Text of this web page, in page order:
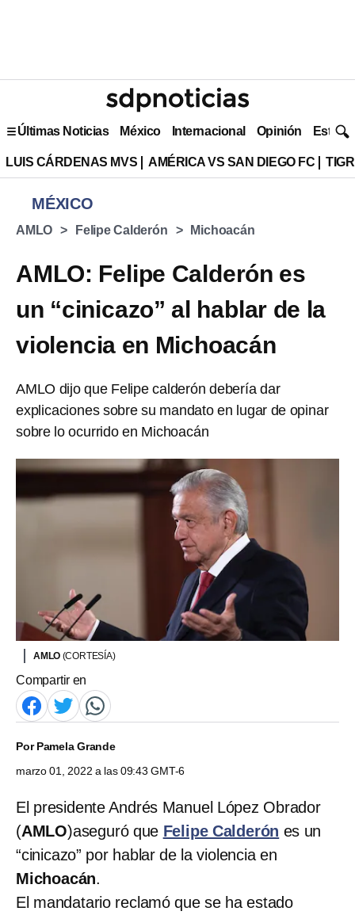
Últimas Noticias México Internacional Opinión Estilo
LUIS CÁRDENAS MVS AMÉRICA VS SAN DIEGO FC
MÉXICO
AMLO Felipe Calderón Michoacán
AMLO: Felipe Calderón es
un “cinicazo” al hablar de la
violencia en Michoacán
AMLO dijo que Felipe calderón debería dar
explicaciones sobre su mandato en lugar de opinar
sobre lo ocurrido en Michoacán
AMLO (CORTESÍA)
Compartir en
PorPamela Grande
marzo 01, 2022 a las 09:43 GMT-6
El presidente Andrés Manuel López Obrador
(AMLO)aseguró que Felipe Calderón es un
“cinicazo” por hablar de la violencia en
Michoacán.
El mandatario reclamó que se ha estado